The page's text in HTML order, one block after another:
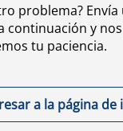
problema?
continuación y
tu paciencia.
a la página de